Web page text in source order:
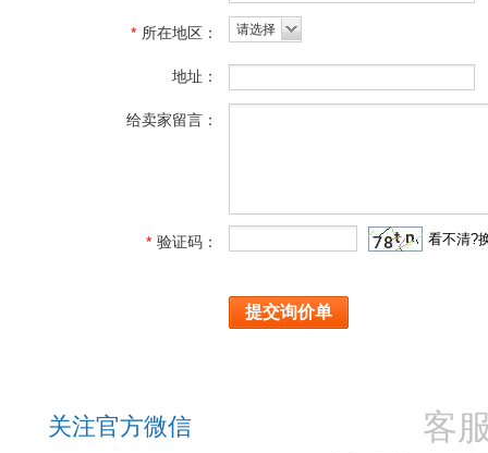
* 所在地区： 请选择
地址：
给卖家留言：
* 验证码： 看不清?
客
关注官方微信